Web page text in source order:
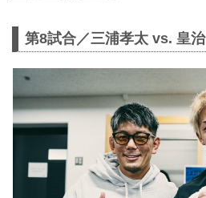
第8試合／三浦孝太 vs. 皇治